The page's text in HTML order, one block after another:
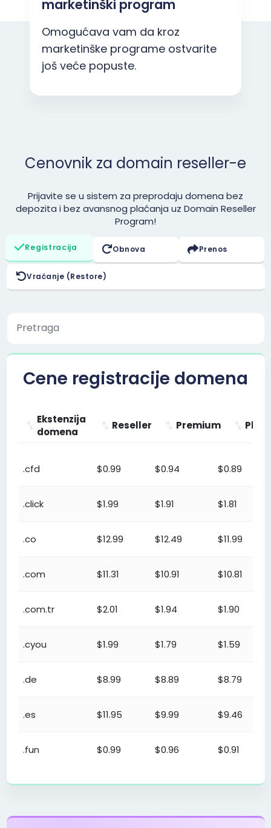
marketinški program
Omogućava vam da kroz
marketinške programe ostvarite
još veće popuste.
Cenovnik za domain reseller-e
Prijavite se u sistem za preprodaju domena bez
depozita i bez avansnog plaćanja uz Domain Reseller
Program!
Registracija Obnova Prenos
Vraćanje (Restore)
Cene registracije domena
Ekstenzija
domena
Reseller Premium
domena
.cfd
$0.99 $0.94 $0.89
.click $1.99 $1.91 $1.81
.co $12.99 $12.49 $11.99
.com $11.31 $10.91 $10.81
.com.tr $2.01 $1.94 $1.90
.cyou $1.99 $1.79 $1.59
.de $8.99 $8.89 $8.79
.es $11.95 $9.99 $9.46
.fun $0.99 $0.96 $0.91
.gen.tr $2.01 $1.94 $1.90
.in $6.99 $6.89 $6.79